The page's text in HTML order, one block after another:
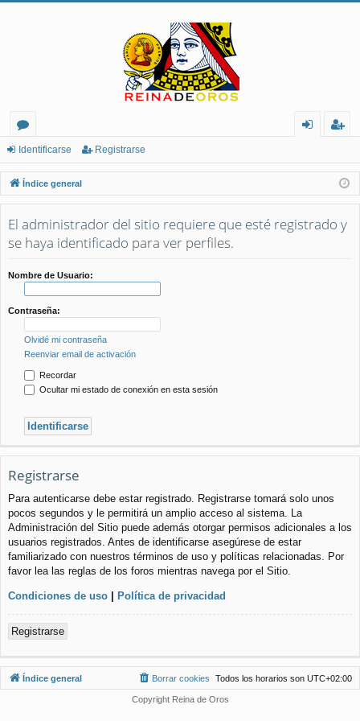
or
os
nt
ifi
ca
ist
ra
rs
Identificarse Registrarse
Índice general
El administrador del sitio requiere que esté registrado y
se haya identificado para ver perfiles.
Nombre de Usuario:
Contraseña:
Olvidé mi contraseña
Reenviar email de activación
Recordar
Ocultar mi estado de conexión en esta sesión
Registrarse
Para autenticarse debe estar registrado. Registrarse tomará solo unos
pocos segundos y le permitirá un amplio acceso al sistema. La
Administración del Sitio puede además otorgar permisos adicionales a los
usuarios registrados. Antes de identificarse asegúrese de estar
familiarizado con nuestros términos de uso y políticas relacionadas. Por
favor lea las reglas de los foros mientras navega por el Sitio.
Condiciones de uso | Política de privacidad
Registrarse
Índice general Todos los horarios son UTC+02:00
Borrar cookies
Copyright Reina de Oros